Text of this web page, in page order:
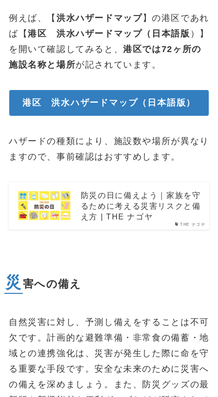
例えば、【 洪水ハザードマップ 】の港区であれ
ば【港区 洪水ハザードマップ（日本語版 ）】
を開いて確認してみると、港区では72ヶ所の
施設名称と場所が記されています。
港区 洪水ハザードマップ（日本語版 ）
ハザードの種類により、施設数や場所が異なり
ますので、事前確認はおすすめします。
THE ナゴヤ
防災の日に備えよう｜家族を守
るために考える災害リスクと備
え方 | THE ナゴヤ
災 害への備え
自然災害に対し、予測し備えをすることは不可
欠です。計画的な避難準備・非常食の備蓄・地
域との連携強化は、災害が発生した際に命を守
る重要な手段です。安全な未来のために災害へ
の備えを深めましょう。また、防災グッズの最